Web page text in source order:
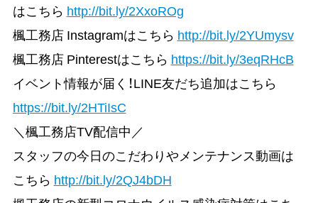
はこちら http://bit.ly/2XxoROg
楓工務店 Instagramはこちら http://bit.ly/2YUmysv
楓工務店 Pinterestはこちら https://bit.ly/3eqRHcB
イベント情報が届く！LINE友だち追加はこちら
https://bit.ly/2HTiIsC
＼楓工務店TV配信中／
スタッフの今日のこだわりやメンテナンス動画は
こちら http://bit.ly/2QJ4bDH